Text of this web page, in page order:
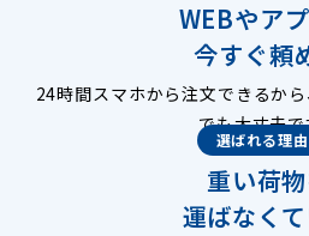
WEBやア
今すぐ頼
24時間スマホから注文できるか
でも大丈夫で
選ばれる理
重い荷
運ばなく